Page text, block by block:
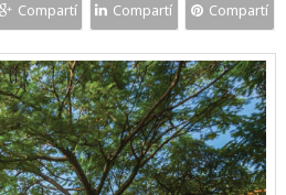
Compartí Compartí Compartí